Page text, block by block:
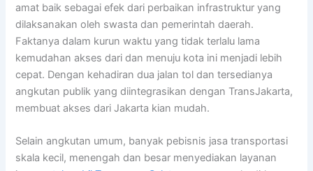
amat baik sebagai efek dari perbaikan infrastruktur yang
dilaksanakan oleh swasta dan pemerintah daerah.
Faktanya dalam kurun waktu yang tidak terlalu lama
kemudahan akses dari dan menuju kota ini menjadi lebih
cepat. Dengan kehadiran dua jalan tol dan tersedianya
angkutan publik yang diintegrasikan dengan TransJakarta,
membuat akses dari Jakarta kian mudah.
Selain angkutan umum, banyak pebisnis jasa transportasi
skala kecil, menengah dan besar menyediakan layanan